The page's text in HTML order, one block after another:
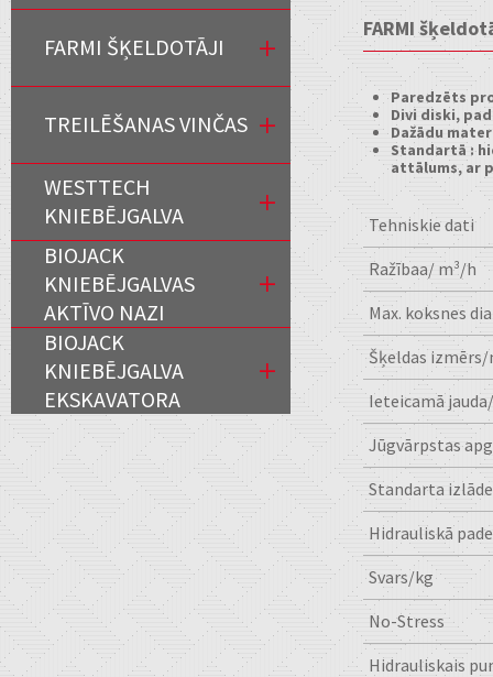
FARMI
Paredzēts
Divi diski,
Dažādu
Standartā :
attālums, ar
Tehniskie dati
Ražībaa/ m³/h
Max. koksnes
Šķeldas
Ieteicamā
Jūgvārpstas
Standarta
Hidrauliskā
Svars/kg
No-Stress
Hidrauliskais
FARMI ŠĶELDOTĀJI
TREILĒŠANAS VINČAS
WESTTECH
KNIEBĒJGALVA
BIOJACK
KNIEBĒJGALVAS
AKTĪVO NAZI
BIOJACK
KNIEBĒJGALVA
EKSKAVATORA